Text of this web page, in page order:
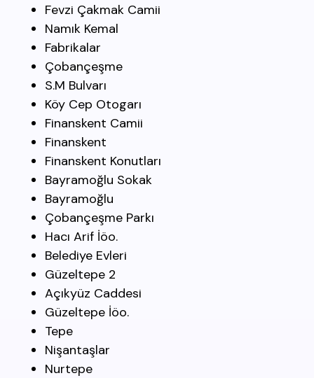
Fevzi Çakmak Camii
Namık Kemal
Fabrikalar
Çobançeşme
S.M Bulvarı
Köy Cep Otogarı
Finanskent Camii
Finanskent
Finanskent Konutları
Bayramoğlu Sokak
Bayramoğlu
Çobançeşme Parkı
Hacı Arif İöo.
Belediye Evleri
Güzeltepe 2
Açıkyüz Caddesi
Güzeltepe İöo.
Tepe
Nişantaşlar
Nurtepe